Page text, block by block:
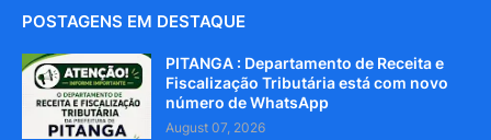
POSTAGENS EM DESTAQUE
PITANGA : Departamento de Receita e
Fiscalização Tributária está com novo
número de WhatsApp
August 07, 2026